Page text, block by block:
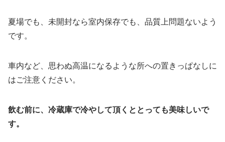
夏場でも、未開封なら室内保存でも、品質上問題ないよう
です。
車内など、思わぬ高温になるような所への置きっぱなしに
はご注意ください。
飲む前に、冷蔵庫で冷やして頂くととっても美味しいで
す。